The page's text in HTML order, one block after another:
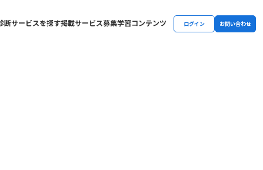
断サービスを探す掲載サービス募集学習コンテンツ ログイン お問い合わせ